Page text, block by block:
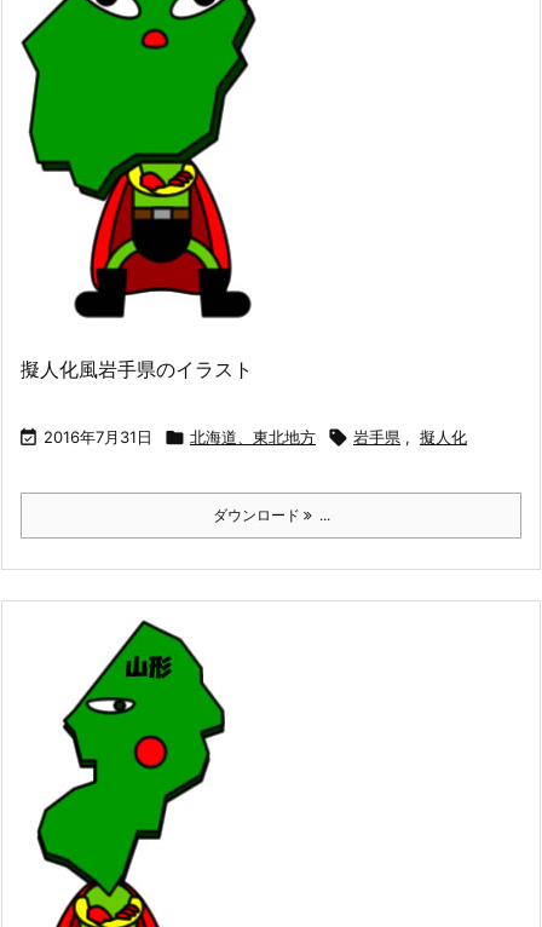
擬人化風岩手県のイラスト
 2016年7月31日  北海道、東北地方  岩手県 , 擬人化
ダウンロード ...